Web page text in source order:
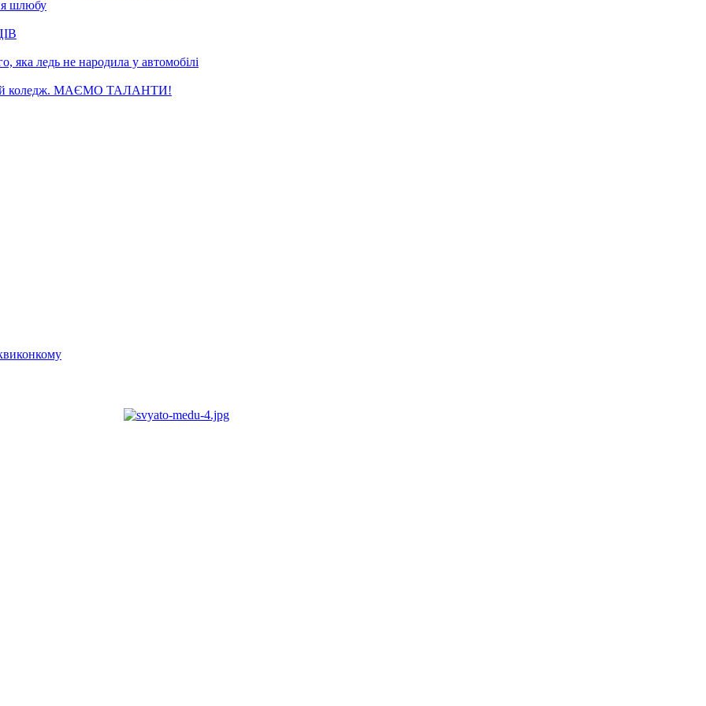
шлюбу
яка ледь не народила у автомобілі
коледж. МАЄМО ТАЛАНТИ!